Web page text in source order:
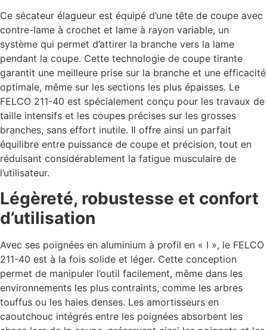
Ce sécateur élagueur est équipé d’une tête de coupe avec
contre-lame à crochet et lame à rayon variable, un
système qui permet d’attirer la branche vers la lame
pendant la coupe. Cette technologie de coupe tirante
garantit une meilleure prise sur la branche et une efficacité
optimale, même sur les sections les plus épaisses. Le
FELCO 211-40 est spécialement conçu pour les travaux de
taille intensifs et les coupes précises sur les grosses
branches, sans effort inutile. Il offre ainsi un parfait
équilibre entre puissance de coupe et précision, tout en
réduisant considérablement la fatigue musculaire de
l’utilisateur.
Légèreté, robustesse et confort
d’utilisation
Avec ses poignées en aluminium à profil en « I », le FELCO
211-40 est à la fois solide et léger. Cette conception
permet de manipuler l’outil facilement, même dans les
environnements les plus contraints, comme les arbres
touffus ou les haies denses. Les amortisseurs en
caoutchouc intégrés entre les poignées absorbent les